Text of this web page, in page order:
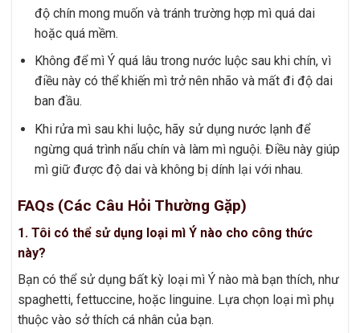
độ chín mong muốn và tránh trường hợp mì quá dai
hoặc quá mềm.
Không để mì Ý quá lâu trong nước luộc sau khi chín, vì
điều này có thể khiến mì trở nên nhão và mất đi độ dai
ban đầu.
Khi rửa mì sau khi luộc, hãy sử dụng nước lạnh để
ngừng quá trình nấu chín và làm mì nguội. Điều này giúp
mì giữ được độ dai và không bị dính lại với nhau.
FAQs (Các Câu Hỏi Thường Gặp)
1. Tôi có thể sử dụng loại mì Ý nào cho công thức
này?
Bạn có thể sử dụng bất kỳ loại mì Ý nào mà bạn thích, như
spaghetti, fettuccine, hoặc linguine. Lựa chọn loại mì phụ
thuộc vào sở thích cá nhân của bạn.